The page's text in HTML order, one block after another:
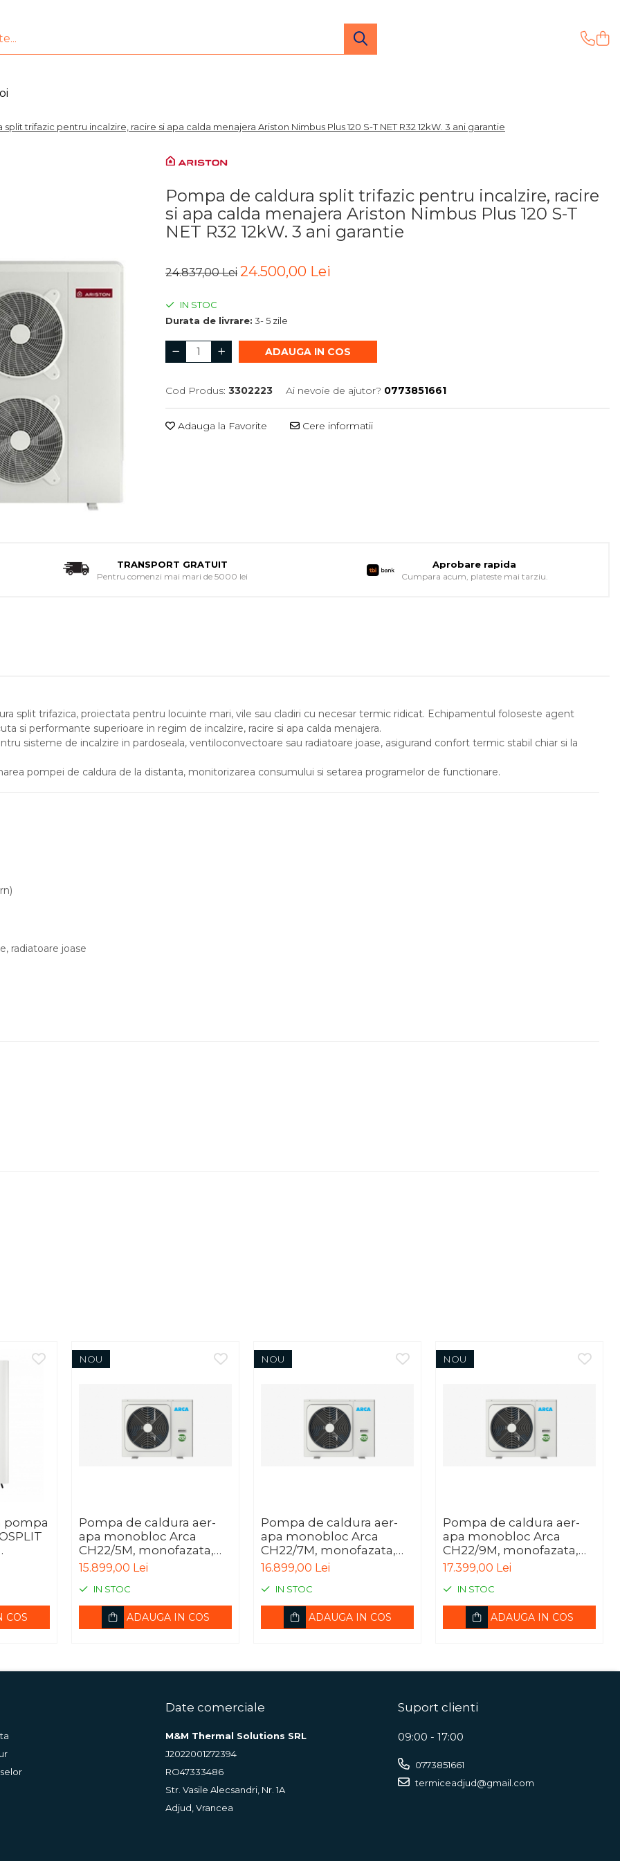
trifazic pentru incalzire, racire si apa calda menajera Ariston Nimbus Plus 120 S-T NET R32 12kW. 3 ani garantie
Pompa de caldura split trifazic pentru incalzire, racire
si apa calda menajera Ariston Nimbus Plus 120 S-T
NET R32 12kW. 3 ani garantie
24.837,00 Lei 24.500,00 Lei
IN STOC
Durata de livrare: 3- 5 zile
ADAUGA IN COS
Cod Produs: 3302223 Ai nevoie de ajutor? 0773851661
Adauga la Favorite Cere informatii
TRANSPORT GRATUIT
Pentru comenzi mai mari de 5000 lei
Aprobare rapida
Cumpara acum, plateste mai tarziu.
split trifazica, proiectata pentru locuinte mari, vile sau cladiri cu necesar termic ridicat. Echipamentul foloseste agent
si performante superioare in regim de incalzire, racire si apa calda menajera.
sisteme de incalzire in pardoseala, ventiloconvectoare sau radiatoare joase, asigurand confort termic stabil chiar si la
pompei de caldura de la distanta, monitorizarea consumului si setarea programelor de functionare.
radiatoare joase
pompa
COS
NOU
Pompa de caldura aer-
apa monobloc Arca
CH22/5M, monofazata,
clasa energetica A+++
15.899,00 Lei
IN STOC
ADAUGA IN COS
NOU
Pompa de caldura aer-
apa monobloc Arca
CH22/7M, monofazata,
clasa energetica A+++
16.899,00 Lei
IN STOC
ADAUGA IN COS
NOU
Pompa de caldura aer-
apa monobloc Arca
CH22/9M, monofazata,
clasa energetica A+++
17.399,00 Lei
IN STOC
ADAUGA IN COS
Date comerciale
M&M Thermal Solutions SRL
J2022001272394
RO47333486
Str. Vasile Alecsandri, Nr. 1A
Adjud, Vrancea
Suport clienti
09:00 - 17:00
0773851661
termiceadjud@gmail.com